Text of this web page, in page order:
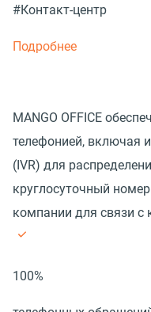
#Контакт-центр
Подробнее
MANGO OFFICE
телефонией, включая
(IVR) для
круглосуточный
компании для связи с
100%